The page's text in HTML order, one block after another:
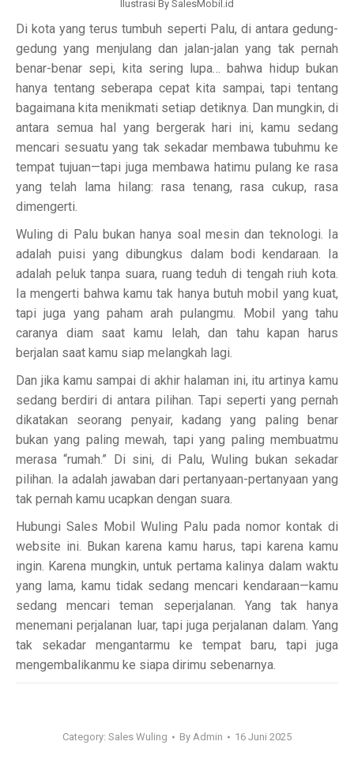
Ilustrasi By SalesMobil.id
Di kota yang terus tumbuh seperti Palu, di antara gedung-
gedung yang menjulang dan jalan-jalan yang tak pernah
benar-benar sepi, kita sering lupa… bahwa hidup bukan
hanya tentang seberapa cepat kita sampai, tapi tentang
bagaimana kita menikmati setiap detiknya. Dan mungkin, di
antara semua hal yang bergerak hari ini, kamu sedang
mencari sesuatu yang tak sekadar membawa tubuhmu ke
tempat tujuan—tapi juga membawa hatimu pulang ke rasa
yang telah lama hilang: rasa tenang, rasa cukup, rasa
dimengerti.
Wuling di Palu bukan hanya soal mesin dan teknologi. Ia
adalah puisi yang dibungkus dalam bodi kendaraan. Ia
adalah peluk tanpa suara, ruang teduh di tengah riuh kota.
Ia mengerti bahwa kamu tak hanya butuh mobil yang kuat,
tapi juga yang paham arah pulangmu. Mobil yang tahu
caranya diam saat kamu lelah, dan tahu kapan harus
berjalan saat kamu siap melangkah lagi.
Dan jika kamu sampai di akhir halaman ini, itu artinya kamu
sedang berdiri di antara pilihan. Tapi seperti yang pernah
dikatakan seorang penyair, kadang yang paling benar
bukan yang paling mewah, tapi yang paling membuatmu
merasa “rumah.” Di sini, di Palu, Wuling bukan sekadar
pilihan. Ia adalah jawaban dari pertanyaan-pertanyaan yang
tak pernah kamu ucapkan dengan suara.
Hubungi Sales Mobil Wuling Palu pada nomor kontak di
website ini. Bukan karena kamu harus, tapi karena kamu
ingin. Karena mungkin, untuk pertama kalinya dalam waktu
yang lama, kamu tidak sedang mencari kendaraan—kamu
sedang mencari teman seperjalanan. Yang tak hanya
menemani perjalanan luar, tapi juga perjalanan dalam. Yang
tak sekadar mengantarmu ke tempat baru, tapi juga
mengembalikanmu ke siapa dirimu sebenarnya.
Category: Sales Wuling By Admin 16 Juni 2025